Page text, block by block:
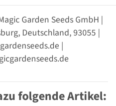
Garden Seeds GmbH |
Deutschland, 93055 |
|
folgende Artikel: